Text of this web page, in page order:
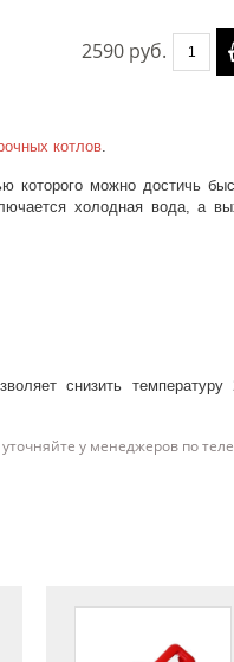
2590 руб.
котлов.
можно достичь
холодная вода, а
снизить
у менеджеров по